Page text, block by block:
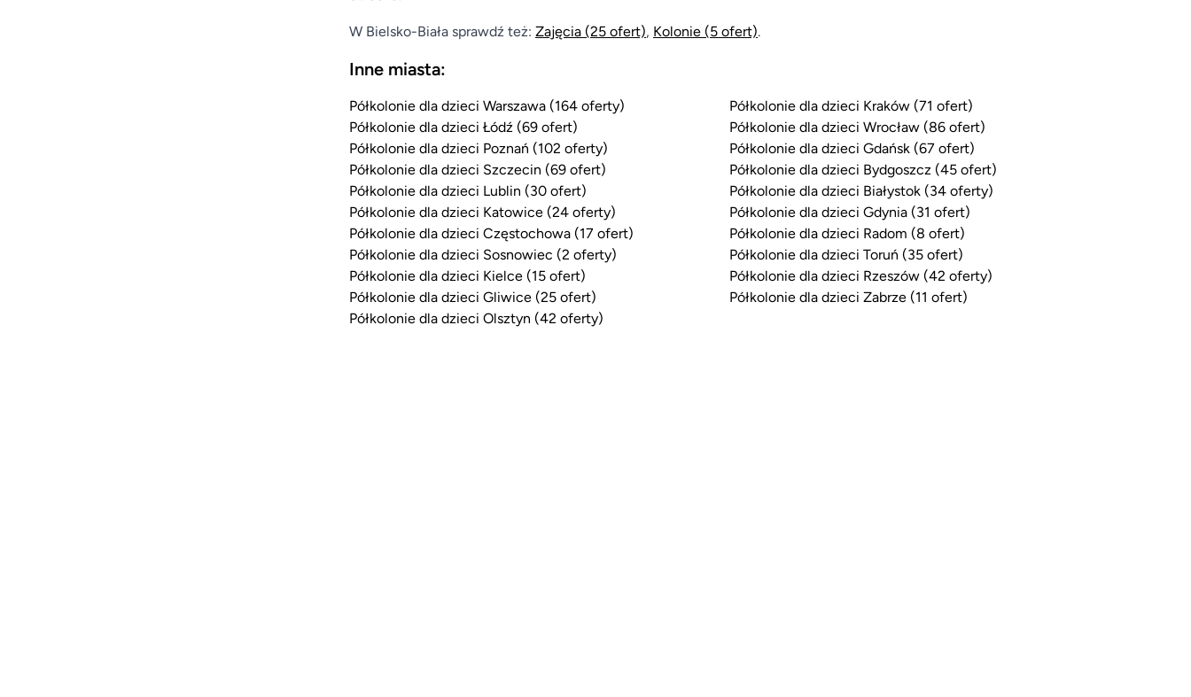
W Bielsko-Biała sprawdź też: Zajęcia (25 ofert), Kolonie (5 ofert).
Inne miasta:
Półkolonie dla dzieci Warszawa (164 oferty)
Półkolonie dla dzieci Kraków (71 ofert)
Półkolonie dla dzieci Łódź (69 ofert)
Półkolonie dla dzieci Wrocław (86 ofert)
Półkolonie dla dzieci Poznań (102 oferty)
Półkolonie dla dzieci Gdańsk (67 ofert)
Półkolonie dla dzieci Szczecin (69 ofert)
Półkolonie dla dzieci Bydgoszcz (45 ofert)
Półkolonie dla dzieci Lublin (30 ofert)
Półkolonie dla dzieci Białystok (34 oferty)
Półkolonie dla dzieci Katowice (24 oferty)
Półkolonie dla dzieci Gdynia (31 ofert)
Półkolonie dla dzieci Częstochowa (17 ofert)
Półkolonie dla dzieci Radom (8 ofert)
Półkolonie dla dzieci Sosnowiec (2 oferty)
Półkolonie dla dzieci Toruń (35 ofert)
Półkolonie dla dzieci Kielce (15 ofert)
Półkolonie dla dzieci Rzeszów (42 oferty)
Półkolonie dla dzieci Gliwice (25 ofert)
Półkolonie dla dzieci Zabrze (11 ofert)
Półkolonie dla dzieci Olsztyn (42 oferty)